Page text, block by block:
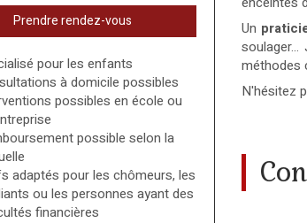
Un
méthodes
N'hésitez
Prendre rendez-vous
pour les enfants
à domicile possibles
possibles en école ou
possible selon la
adaptés pour les chômeurs, les
ou les personnes ayant des
financières